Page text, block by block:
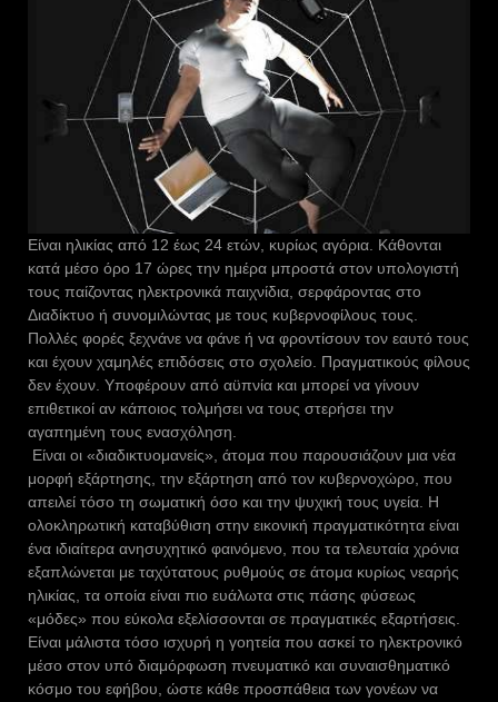
Είναι ηλικίας από 12 έως 24 ετών, κυρίως αγόρια. Κάθονται
κατά μέσο όρο 17 ώρες την ημέρα μπροστά στον υπολογιστή
τους παίζοντας ηλεκτρονικά παιχνίδια, σερφάροντας στο
Διαδίκτυο ή συνομιλώντας με τους κυβερνοφίλους τους.
Πολλές φορές ξεχνάνε να φάνε ή να φροντίσουν τον εαυτό τους
και έχουν χαμηλές επιδόσεις στο σχολείο. Πραγματικούς φίλους
δεν έχουν. Υποφέρουν από αϋπνία και μπορεί να γίνουν
επιθετικοί αν κάποιος τολμήσει να τους στερήσει την
αγαπημένη τους ενασχόληση.
Είναι οι «διαδικτυομανείς», άτομα που παρουσιάζουν μια νέα
μορφή εξάρτησης, την εξάρτηση από τον κυβερνοχώρο, που
απειλεί τόσο τη σωματική όσο και την ψυχική τους υγεία. Η
ολοκληρωτική καταβύθιση στην εικονική πραγματικότητα είναι
ένα ιδιαίτερα ανησυχητικό φαινόμενο, που τα τελευταία χρόνια
εξαπλώνεται με ταχύτατους ρυθμούς σε άτομα κυρίως νεαρής
ηλικίας, τα οποία είναι πιο ευάλωτα στις πάσης φύσεως
«μόδες» που εύκολα εξελίσσονται σε πραγματικές εξαρτήσεις.
Είναι μάλιστα τόσο ισχυρή η γοητεία που ασκεί το ηλεκτρονικό
μέσο στον υπό διαμόρφωση πνευματικό και συναισθηματικό
κόσμο του εφήβου, ώστε κάθε προσπάθεια των γονέων να